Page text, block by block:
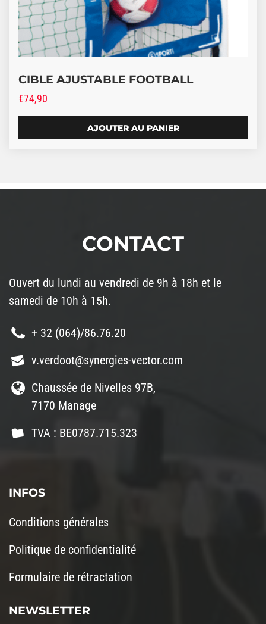
CIBLE AJUSTABLE FOOTBALL
€74,90
AJOUTER AU PANIER
CONTACT
Ouvert du lundi au vendredi de 9h à 18h et le
samedi de 10h à 15h.
+ 32 (064)/86.76.20
v.verdoot@synergies-vector.com
Chaussée de Nivelles 97B,
7170 Manage
TVA : BE0787.715.323
INFOS
Conditions générales
Politique de confidentialité
Formulaire de rétractation
NEWSLETTER